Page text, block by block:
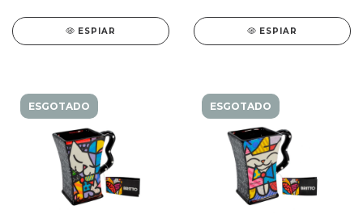
ESPIAR ESPIAR
ESGOTADO ESGOTADO